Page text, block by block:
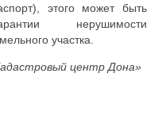
этого может быть
нерушимости
участка.
центр Дона»